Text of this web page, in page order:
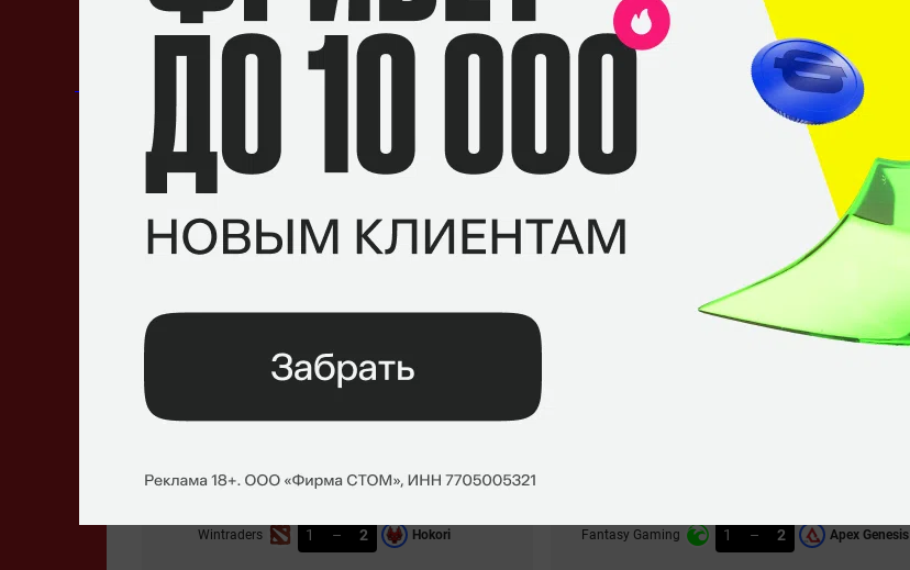
Родриго «N1ght» Круз CАППОРТ
Последние матчи
СТАТИСТИКА МАТЧА
EPL World Series: America Season 14. 06.12.2024
Hokori 2 – 0 Lava
Wintraders 1 – 2 Hokori
EPL World Series: America Season 14. 06.12.2024
0
Fantasy Gaming 1 – 2 Apex Genesis